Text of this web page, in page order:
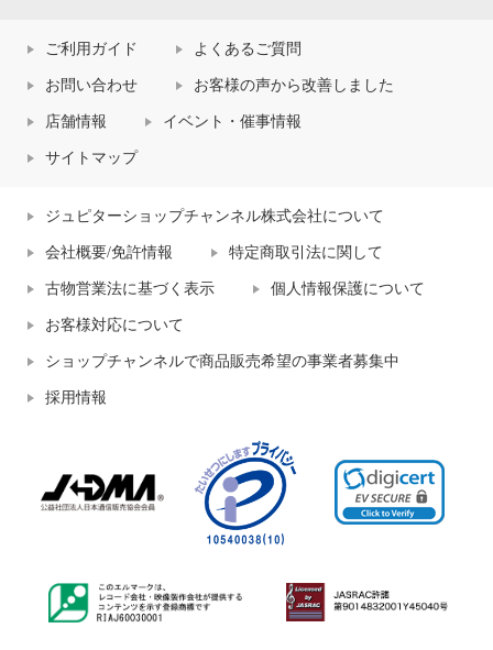
ご利用ガイド よくあるご質問
お問い合わせ お客様の声から改善しました
店舗情報 イベント・催事情報
サイトマップ
ジュピターショップチャンネル株式会社について
会社概要/免許情報 特定商取引法に関して
古物営業法に基づく表示 個人情報保護について
お客様対応について
ショップチャンネルで商品販売希望の事業者募集中
採用情報